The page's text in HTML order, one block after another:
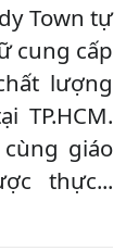
Town tự
cung cấp
lượng
TP.HCM.
giáo
thực...